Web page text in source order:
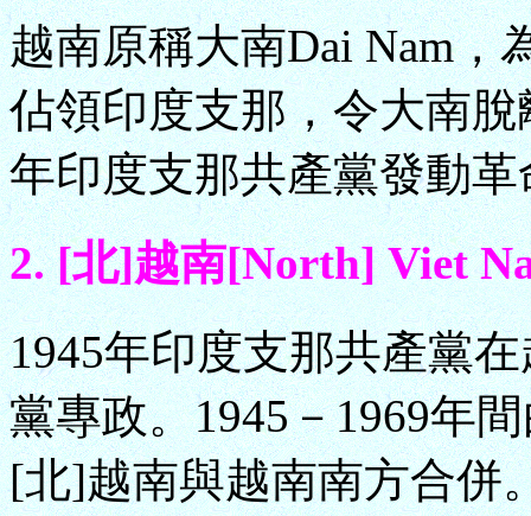
越南原稱大南Dai Nam，
佔領印度支那，令大南
年印度支那共產黨發動
2. [北]越南[North] Viet
1945年印度支那共產黨
黨專政。1945－1969年
[北]越南與越南南方合併